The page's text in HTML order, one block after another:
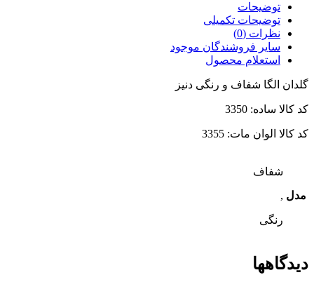
توضیحات
توضیحات تکمیلی
نظرات (0)
سایر فروشندگان موجود
استعلام محصول
گلدان الگا شفاف و رنگی دنیز
کد کالا ساده: 3350
کد کالا الوان مات: 3355
مدل
شفاف
,
رنگی
دیدگاهها